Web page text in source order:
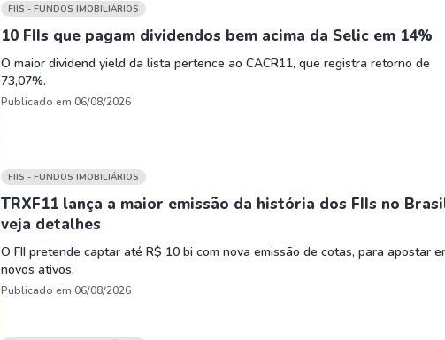
GOLD11
XINA11
Meta
Coca-Cola
Solana
Cardano
FIIS - FUNDOS IMOBILIÁRIOS
10 FIIs que pagam dividendos bem acima da Selic em 14%
O maior dividend yield da lista pertence ao CACR11, que registra retorno de
73,07%.
Publicado em 06/08/2026
FIIS - FUNDOS IMOBILIÁRIOS
TRXF11 lança a maior emissão da história dos FIIs no
veja detalhes
O FII pretende captar até R$ 10 bi com nova emissão de cotas, para apostar
novos ativos.
Publicado em 06/08/2026